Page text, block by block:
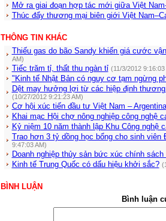
Mở ra giai đoạn hợp tác mới giữa Việt
Thúc đẩy thương mại biên giới Việt
THÔNG TIN KHÁC
Thiếu gas do bão Sandy khiến giá cước
AM)
Tiếc trăm tỉ, thất thu ngàn tỉ (11/3/2012 9:16:03
"Kinh tế Nhật Bản có nguy cơ tạm ngừng
Dệt may hưởng lợi từ các hiệp định
(10/27/2012 9:21:23 AM)
Cơ hội xúc tiến đầu tư Việt Nam – Argentina
Khai mạc Hội chợ nông nghiệp công nghệ
Kỷ niệm 10 năm thành lập Khu Công nghệ
Trao hơn 3 tỷ dồng học bổng cho sinh viên
9:47:03 AM)
Doanh nghiệp thủy sản bức xúc chính sách
Kinh tế Trung Quốc có dấu hiệu khởi sắc?
BÌNH LUẬN
Bình luận